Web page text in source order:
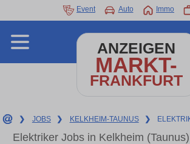
Event Auto Immo
ANZEIGEN
MARKT-
FRANKFURT
❯ JOBS ❯ KELKHEIM-TAUNUS ❯
Elektriker Jobs in Kelkheim